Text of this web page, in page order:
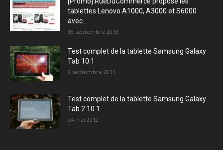
tablettes Lenovo A1000, A3000 et S6000
avec...
18 septembre 2013
Test complet de la tablette Samsung Galaxy
Tab 10.1
9 septembre 2011
Test complet de la tablette Samsung Galaxy
Tab 2 10.1
24 mai 2012